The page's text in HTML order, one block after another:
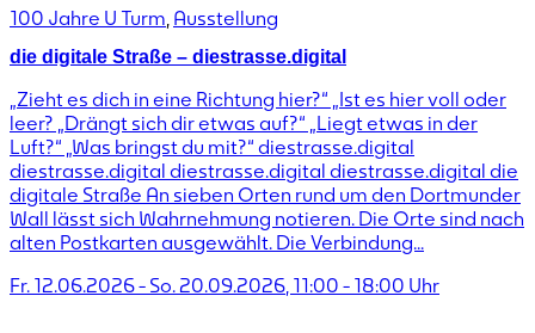
100 Jahre U Turm, Ausstellung
die digitale Straße – diestrasse.digital
„Zieht es dich in eine Richtung hier?“ „Ist es hier voll oder
leer? „Drängt sich dir etwas auf?“ „Liegt etwas in der
Luft?“ „Was bringst du mit?“ diestrasse.digital
diestrasse.digital diestrasse.digital diestrasse.digital die
digitale Straße An sieben Orten rund um den Dortmunder
Wall lässt sich Wahrnehmung notieren. Die Orte sind nach
alten Postkarten ausgewählt. Die Verbindung...
Fr. 12.06.2026- So. 20.09.2026 11:00 - 18:00 Uhr